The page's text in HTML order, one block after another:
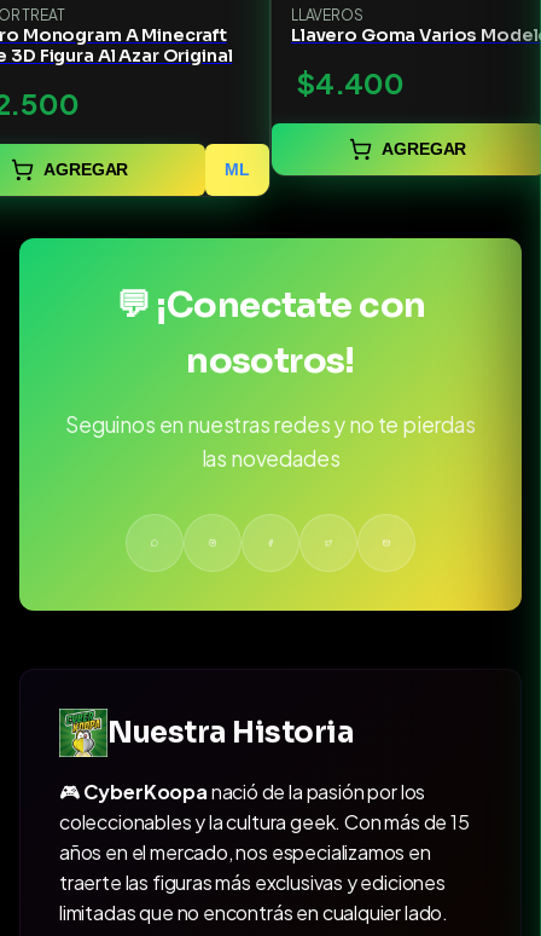
TREAT
Monogram A Minecraft
3D Figura Al Azar Original
AGREGAR ML
LLAVEROS
Llavero Goma Varios
$4.400
AGREGAR
💬 ¡Conectate con
nosotros!
Seguinos en nuestras redes y no te pierdas
las novedades
Nuestra Historia
🎮CyberKoopanació de la pasión por los
coleccionables y la cultura geek. Con más de 15
años en el mercado, nos especializamos en
traerte las figuras más exclusivas y ediciones
limitadas que no encontrás en cualquier lado.